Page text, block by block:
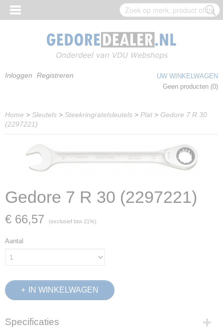
Inloggen Registreren
UW WINKELWAGEN
Geen producten (0)
Home > Sleutels > Steekringratelsleutels > Plat > Gedore 7 R 30
(2297221)
Gedore 7 R 30 (2297221)
€ 66,57 (exclusief btw 21%)
Aantal
IN WINKELWAGEN
Specificaties